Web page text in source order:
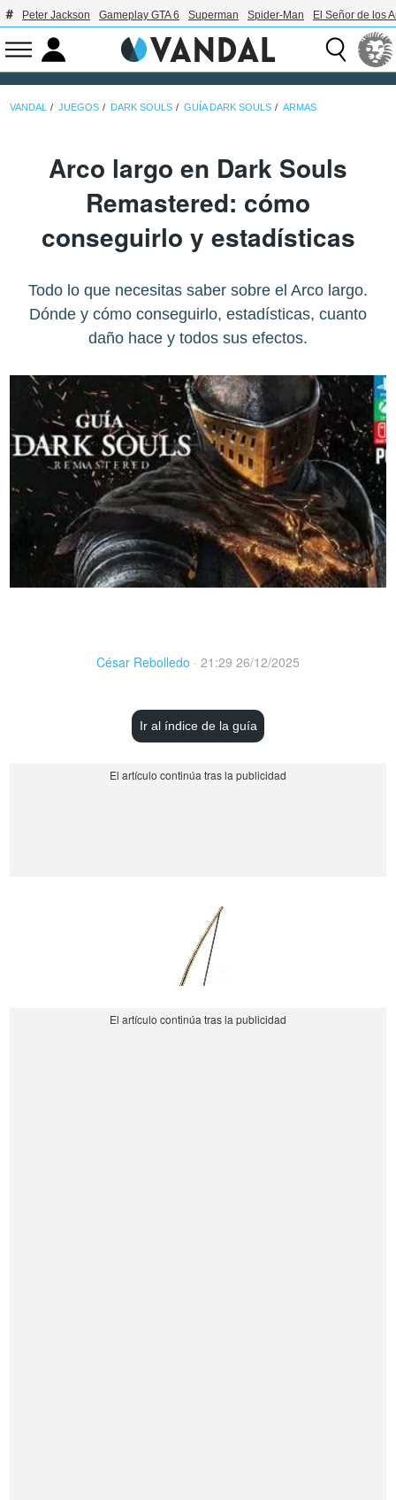
Peter Jackson Gameplay GTA 6 Superman Spider-Man El Señor de los
VANDAL JUEGOS DARK SOULS GUÍA DARK SOULS ARMAS
Arco largo en Dark Souls
Remastered: cómo
conseguirlo y estadísticas
Todo lo que necesitas saber sobre el Arco largo.
Dónde y cómo conseguirlo, estadísticas, cuanto
daño hace y todos sus efectos.
César Rebolledo · 21:29 26/12/2025
Ir al índice de la guía